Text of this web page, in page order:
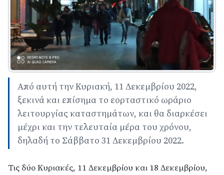
Από αυτή την Κυριακή, 11 Δεκεμβρίου 2022,
ξεκινά και επίσημα το εορταστικό ωράριο
λειτουργίας καταστημάτων, και θα διαρκέσει
μέχρι και την τελευταία μέρα του χρόνου,
δηλαδή το Σάββατο 31 Δεκεμβρίου 2022.
Τις δύο Κυριακές, 11 Δεκεμβρίου και 18 Δεκεμβρίου,